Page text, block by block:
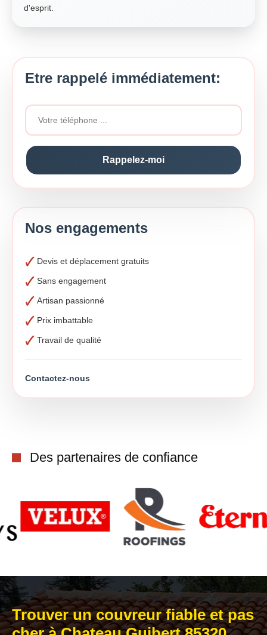
d'esprit.
Etre rappelé immédiatement:
Nos engagements
Devis et déplacement gratuits
Sans engagement
Artisan passionné
Prix imbattable
Travail de qualité
Contactez-nous
Des partenaires de confiance
Trouver un couvreur fiable et pas